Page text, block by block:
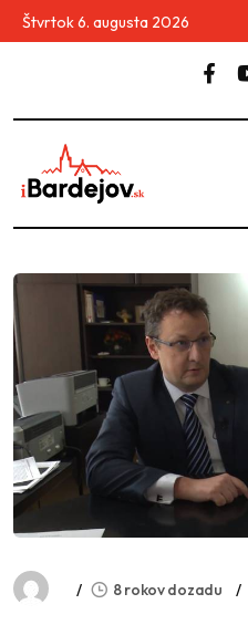
Štvrtok 6. augusta 2026
8 rokov dozadu